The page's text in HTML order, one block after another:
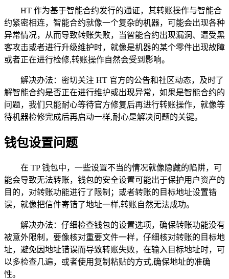
HT 作为基于智能合约发行的通证，其转账操作与智能合
约紧密相连，智能合约就像一个复杂的机器，可能会出现各种
异常情况，从而导致转账失败，当智能合约出现漏洞、遭受黑
客攻击或者进行升级维护时，就像是机器的某个零件出现故障
或者正在进行检修,转账操作自然会受到影响。
解决办法：密切关注 HT 官方的公告和社区动态，及时了
解智能合约是否正在进行维护或出现异常，如果是智能合约的
问题，我们只能耐心等待官方修复后再进行转账操作，就像等
待机器检修完成后再启动一样,耐心是解决问题的关键。
钱包设置问题
在 TP 钱包中，一些设置不当的情况就像隐藏的陷阱，可
能会导致无法转账，钱包的安全设置可能出于保护用户资产的
目的，对转账功能进行了限制；或者转账的目标地址设置错
误，就像把信件寄错了地址一样,转账自然无法成功。
解决办法：仔细检查钱包的设置选项，确保转账功能没有
被意外限制，要像核对重要文件一样，仔细核对转账的目标地
址，避免因地址错误而导致转账失败，在输入目标地址时，可
以多检查几遍，或者使用复制粘贴的方式,确保地址的准确
性。